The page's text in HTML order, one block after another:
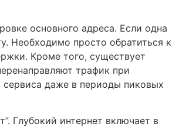
основного адреса. Если одна
Необходимо просто обратиться к
Кроме того, существует
трафик при
даже в периоды пиковых
Глубокий интернет включает в